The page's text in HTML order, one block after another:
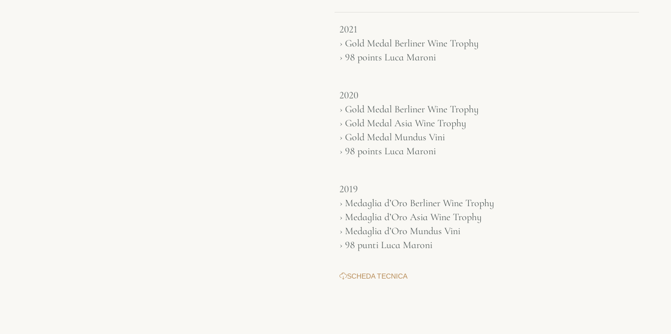
2021
› Gold Medal Berliner Wine Trophy
› 98 points Luca Maroni
2020
› Gold Medal Berliner Wine Trophy
› Gold Medal Asia Wine Trophy
› Gold Medal Mundus Vini
› 98 points Luca Maroni
2019
› Medaglia d’Oro Berliner Wine Trophy
› Medaglia d’Oro Asia Wine Trophy
› Medaglia d’Oro Mundus Vini
› 98 punti Luca Maroni
SCHEDA TECNICA